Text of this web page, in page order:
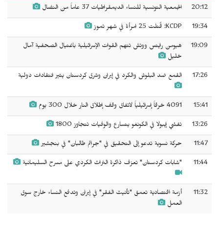
20:12 الجمعية التونسية للنساء الديمقراطيات 37 عاماً من النضال
19:34 KCDP: قُتلت 25 امرأة في شهر تموز
19:09
هيومن رايتس ووتش تتهم القوات الإسرائيلية باغتيال الصحفية آمال
خليل
17:26 القمع ضد البلوش والكرد في إيران وشرق كردستان يثير انتقادات دولية
15:41 4091 خرقاً إسرائيلياً لاتفاق وقف إطلاق النار خلال 300 يوم
13:26 تفشي إيبولا في الكونغو يتسارع والوفيات تتجاوز 1800
11:47 حركة نسوية تدعو إلى التحقيق في "جرائم طالبان" في بنجشير
11:44 "شابات كردستان" تعزف ذاكرة التراث الكردي على مسرح السليمانية
11:32
أزمة اقتصادية تعمق "تأنيث الفقر" في إيران وتدفع النساء خارج سوق
العمل